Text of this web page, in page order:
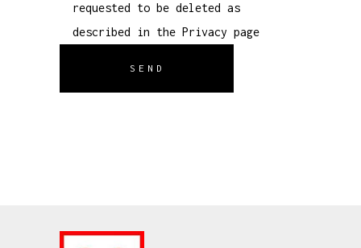
requested to be deleted as
described in the Privacy page
SEND